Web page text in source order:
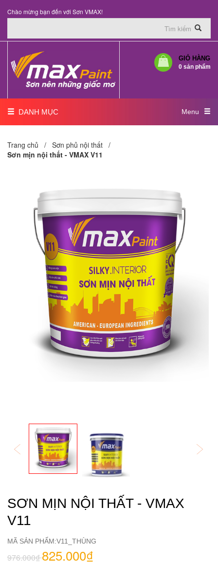
Chào mừng bạn đến với Sơn VMAX!
GIỎ HÀNG
0 sản phẩm
DANH MỤC Menu
Trang chủ / Sơn phủ nội thất /
Sơn mịn nội thất - VMAX V11
SƠN MỊN NỘI THẤT - VMAX
V11
MÃ SẢN PHẨM:V11_THÙNG
976.000₫ 825.000₫